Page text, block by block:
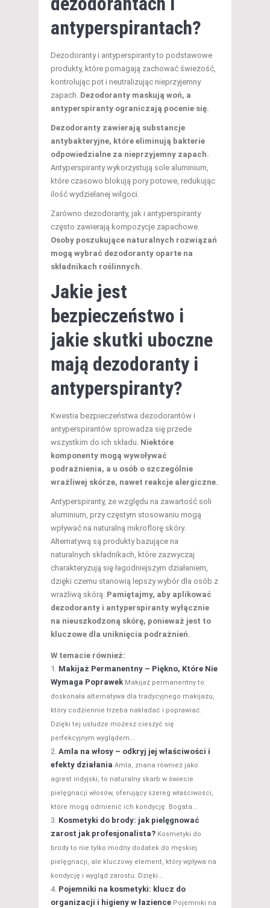
antyperspirantach?
Dezodoranty i antyperspiranty to podstawowe
produkty, które pomagają zachować świeżość,
kontrolując pot i neutralizując nieprzyjemny
zapach. Dezodoranty maskują woń, a
antyperspiranty ograniczają pocenie się.
Dezodoranty zawierają substancje
antybakteryjne, które eliminują bakterie
odpowiedzialne za nieprzyjemny zapach.
Antyperspiranty wykorzystują sole aluminium,
które czasowo blokują pory potowe, redukując
ilość wydzielanej wilgoci.
Zarówno dezodoranty, jak i antyperspiranty
często zawierają kompozycje zapachowe.
Osoby poszukujące naturalnych rozwiązań
mogą wybrać dezodoranty oparte na
składnikach roślinnych.
Jakie jest
bezpieczeństwo i
jakie skutki uboczne
mają dezodoranty i
antyperspiranty?
Kwestia bezpieczeństwa dezodorantów i
antyperspirantów sprowadza się przede
wszystkim do ich składu. Niektóre
komponenty mogą wywoływać
podrażnienia, a u osób o szczególnie
wrażliwej skórze, nawet reakcje alergiczne.
Antyperspiranty, ze względu na zawartość soli
aluminium, przy częstym stosowaniu mogą
wpływać na naturalną mikroflorę skóry.
Alternatywą są produkty bazujące na
naturalnych składnikach, które zazwyczaj
charakteryzują się łagodniejszym działaniem,
dzięki czemu stanowią lepszy wybór dla osób z
wrażliwą skórą. Pamiętajmy, aby aplikować
dezodoranty i antyperspiranty wyłącznie
na nieuszkodzoną skórę, ponieważ jest to
kluczowe dla uniknięcia podrażnień.
W temacie również:
Makijaż Permanentny – Piękno, Które Nie
Wymaga Poprawek Makijaż permanentny to
doskonała alternatywa dla tradycyjnego makijażu,
który codziennie trzeba nakładać i poprawiać.
Dzięki tej usłudze możesz cieszyć się
perfekcyjnym wyglądem...
Amla na włosy – odkryj jej właściwości i
efekty działania Amla, znana również jako
agrest indyjski, to naturalny skarb w świecie
pielęgnacji włosów, oferujący szereg właściwości,
które mogą odmienić ich kondycję. Bogata...
Kosmetyki do brody: jak pielęgnować
zarost jak profesjonalista? Kosmetyki do
brody to nie tylko modny dodatek do męskiej
pielęgnacji, ale kluczowy element, który wpływa na
kondycję i wygląd zarostu. Dzięki...
Pojemniki na kosmetyki: klucz do
organizacji i higieny w łazience Pojemniki na